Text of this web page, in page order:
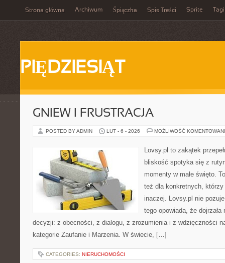
Strona główna Archiwum Śpiączka Spis Treści Sprite Tagi
PIĘDZIESIĄT
GNIEW I FRUSTRACJA
POSTED BY ADMIN LUT - 6 - 2026 MOŻLIWOŚĆ
Lovsy.pl to zakątek
bliskość spotyka się z
momenty w małe święto.
też dla konkretnych, którzy
inaczej. Lovsy.pl nie
tego opowiada, że dojrzała
decyzji: z obecności, z dialogu, z zrozumienia i z wdzięczności
kategorie Zaufanie i Marzenia. W świecie, […]
CATEGORIES: NIERUCHOMOŚCI